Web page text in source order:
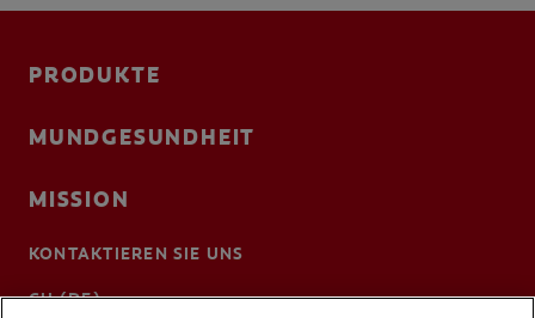
PRODUKTE
MUNDGESUNDHEIT
MISSION
KONTAKTIEREN SIE UNS
CH (DE)